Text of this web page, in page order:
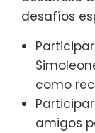
desafíos
como
amigos